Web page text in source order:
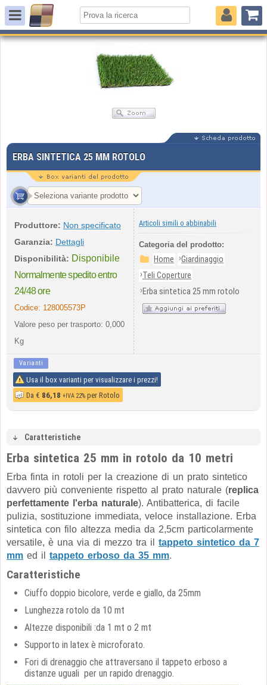
ERBA SINTETICA 25 MM ROTOLO
Produttore: Non specificato
Garanzia: Dettagli
Disponibilità: Disponibile
Normalmente spedito entro
24/48 ore
Codice: 128005573P
Valore peso per trasporto: 0,000
Kg
Articoli simili o abbinabili
Categoria del prodotto:
Home ›Giardinaggio
›Teli Coperture
›Erba sintetica 25 mm rotolo
Varianti
Usa il box varianti per visualizzare i prezzi!
Da € 86,18 +IVA 22% per Rotolo
Caratteristiche
Erba sintetica 25 mm in rotolo da 10 metri
Erba finta in rotoli per la creazione di un prato sintetico
davvero più conveniente rispetto al prato naturale (replica
perfettamente l'erba naturale). Antibatterica, di facile
pulizia, sostituzione immediata, veloce installazione. Erba
sintetica con filo altezza media da 2,5cm particolarmente
versatile, è una via di mezzo tra il tappeto sintetico da 7
mm ed il tappeto erboso da 35 mm.
Caratteristiche
Ciuffo doppio bicolore, verde e giallo, da 25mm
Lunghezza rotolo da 10 mt
Altezze disponibili :da 1 mt o 2 mt
Supporto in latex è microforato.
Fori di drenaggio che attraversano il tappeto erboso a
distanze uguali per un rapido drenaggio.